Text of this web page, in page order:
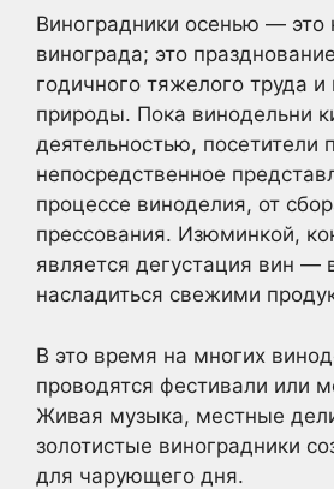
Виноградники осенью — это
винограда; это
годичного тяжелого труда
природы. Пока винодельни
деятельностью, посетители
непосредственное
процессе виноделия, от
прессования. Изюминкой,
является дегустация вин —
насладиться свежими
В это время на многих
проводятся фестивали или
Живая музыка, местные
золотистые виноградники
для чарующего дня.